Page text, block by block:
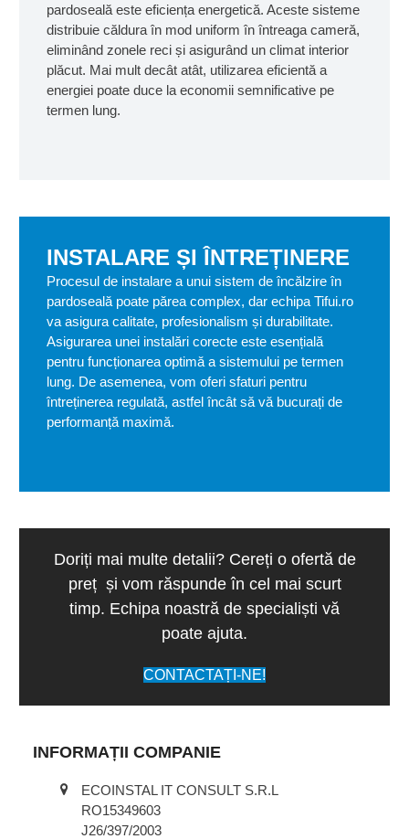
pardoseală este eficiența energetică. Aceste sisteme
distribuie căldura în mod uniform în întreaga cameră,
eliminând zonele reci și asigurând un climat interior
plăcut. Mai mult decât atât, utilizarea eficientă a
energiei poate duce la economii semnificative pe
termen lung.
INSTALARE ȘI ÎNTREȚINERE
Procesul de instalare a unui sistem de încălzire în
pardoseală poate părea complex, dar echipa Tifui.ro
va asigura calitate, profesionalism și durabilitate.
Asigurarea unei instalări corecte este esențială
pentru funcționarea optimă a sistemului pe termen
lung. De asemenea, vom oferi sfaturi pentru
întreținerea regulată, astfel încât să vă bucurați de
performanță maximă.
Doriți mai multe detalii? Cereți o ofertă de
preț și vom răspunde în cel mai scurt
timp. Echipa noastră de specialiști vă
poate ajuta.
CONTACTAȚI-NE!
INFORMAȚII COMPANIE
ECOINSTAL IT CONSULT S.R.L
RO15349603
J26/397/2003